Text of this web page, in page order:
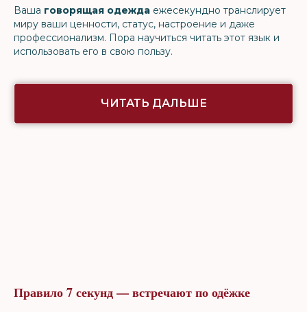
Ваша говорящая одежда ежесекундно транслирует
миру ваши ценности, статус, настроение и даже
профессионализм. Пора научиться читать этот язык и
использовать его в свою пользу.
ЧИТАТЬ ДАЛЬШЕ
Правило 7 секунд — встречают по одёжке